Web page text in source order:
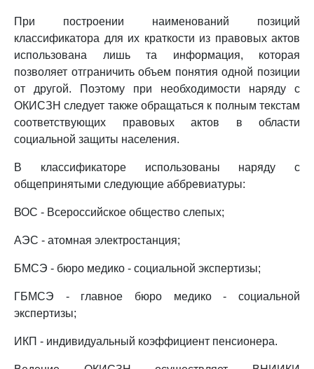
При построении наименований позиций
классификатора для их краткости из правовых актов
использована лишь та информация, которая
позволяет отграничить объем понятия одной позиции
от другой. Поэтому при необходимости наряду с
ОКИСЗН следует также обращаться к полным текстам
соответствующих правовых актов в области
социальной защиты населения.
В классификаторе использованы наряду с
общепринятыми следующие аббревиатуры:
ВОС - Всероссийское общество слепых;
АЭС - атомная электростанция;
БМСЭ - бюро медико - социальной экспертизы;
ГБМСЭ - главное бюро медико - социальной
экспертизы;
ИКП - индивидуальный коэффициент пенсионера.